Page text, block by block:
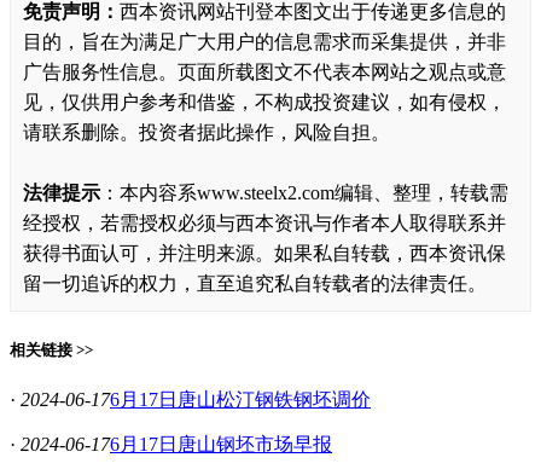
免责声明： 西本资讯网站刊登本图文出于传递更多信息的
目的，旨在为满足广大用户的信息需求而采集提供，并非
广告服务性信息。页面所载图文不代表本网站之观点或意
见，仅供用户参考和借鉴，不构成投资建议，如有侵权，
请联系删除。投资者据此操作，风险自担。
法律提示 ：本内容系www.steelx2.com编辑、整理，转载需
经授权，若需授权必须与西本资讯与作者本人取得联系并
获得书面认可，并注明来源。如果私自转载，西本资讯保
留一切追诉的权力，直至追究私自转载者的法律责任。
相关链接 >>
· 2024-06-176月17日唐山松汀钢铁钢坯调价
· 2024-06-176月17日唐山钢坯市场早报